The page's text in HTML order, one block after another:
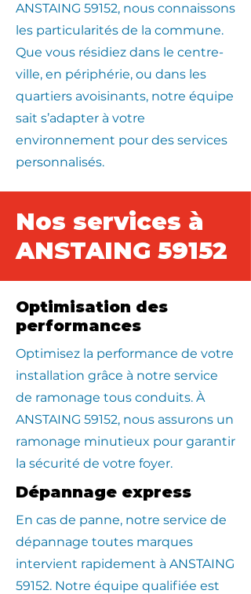
ANSTAING 59152, nous connaissons
les particularités de la commune.
Que vous résidiez dans le centre-
ville, en périphérie, ou dans les
quartiers avoisinants, notre équipe
sait s’adapter à votre
environnement pour des services
personnalisés.
Nos services à
ANSTAING 59152
Optimisation des
performances
Optimisez la performance de votre
installation grâce à notre service
de ramonage tous conduits. À
ANSTAING 59152, nous assurons un
ramonage minutieux pour garantir
la sécurité de votre foyer.
Dépannage express
En cas de panne, notre service de
dépannage toutes marques
intervient rapidement à ANSTAING
59152. Notre équipe qualifiée est